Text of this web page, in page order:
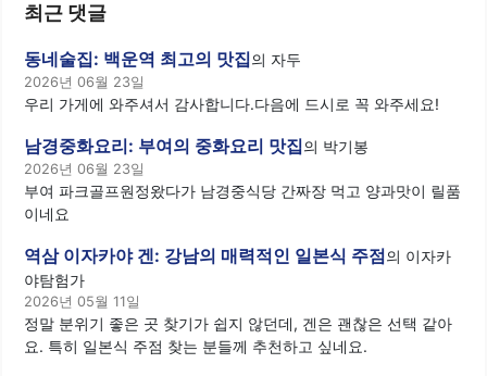
최근 댓글
동네술집: 백운역 최고의 맛집의 자두
2026년 06월 23일
우리 가게에 와주셔서 감사합니다.다음에 드시로 꼭 와주세요!
남경중화요리: 부여의 중화요리 맛집의 박기봉
2026년 06월 23일
부여 파크골프원정왔다가 남경중식당 간짜장 먹고 양과맛이 릴품
이네요
역삼 이자카야 겐: 강남의 매력적인 일본식 주점의 이자카
야탐험가
2026년 05월 11일
정말 분위기 좋은 곳 찾기가 쉽지 않던데, 겐은 괜찮은 선택 같아
요. 특히 일본식 주점 찾는 분들께 추천하고 싶네요.